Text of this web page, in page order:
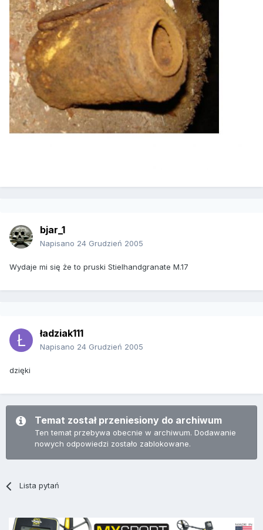
bjar_1
Napisano 24 Grudzień 2005
Wydaje mi się że to pruski Stielhandgranate M.17
ładziak111
Napisano 24 Grudzień 2005
dzięki
Temat został przeniesiony do archiwum
Ten temat przebywa obecnie w archiwum. Dodawanie
nowych odpowiedzi zostało zablokowane.
Lista pytań